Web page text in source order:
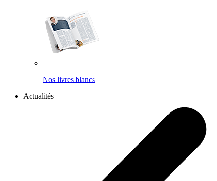
Nos livres blancs
Actualités